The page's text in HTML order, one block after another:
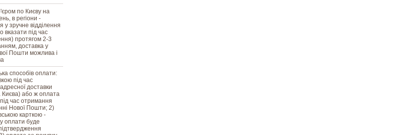
по Києву на
в регіони -
у зручне відділення
вказати під час
протягом 2-3
доставка у
Пошти можлива і
способів оплати:
під час
доставки
Києва) або ж оплата
час отримання
Нової Пошти; 2)
карткою -
оплати буде